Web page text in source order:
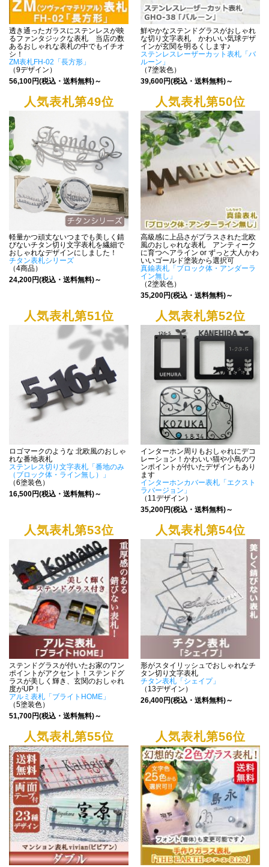
透き通ったガラスにステンレスが映
るファンタジックな表札 当店の数
あるおしゃれな表札の中でもイチオ
シ！
ZM表札FH-02「長方形」
（9デザイン）
56,100円(税込・送料無料)～
鮮やかなステンドグラスがおしゃれ
な切り文字表札 かわいい気球デザ
インが玄関を明るくします♪
ステンレスレーザーカット表札「バ
ルーン」
（7塗装色）
39,600円(税込・送料無料)～
人気表札第49位
軽量かつ頑丈ないつまでも美しく錆
びないチタン切り文字表札を繊細で
おしゃれなデザインにしました！
チタン表札シリーズ
（4商品）
24,200円(税込・送料無料)～
人気表札第50位
高級感に上品さがプラスされた北欧
風のおしゃれな表札 アンティーク
に育つヘアライン or ずっと大人かわ
いいゴールド塗装から選択可
真鍮表札「ブロック体・アンダーラ
イン無し」
（2塗装色）
35,200円(税込・送料無料)～
人気表札第51位
ロゴマークのような 北欧風のおしゃ
れな番地表札
ステンレス切り文字表札「番地のみ
（ブロック体・ライン無し）」
（6塗装色）
16,500円(税込・送料無料)～
人気表札第52位
インターホン周りもおしゃれにデコ
レーション！かわいい猫や小鳥のワ
ンポイントが付いたデザインもあり
ます
インターホンカバー表札「エクスト
ラバージョン」
（11デザイン）
35,200円(税込・送料無料)～
人気表札第53位
ステンドグラスが付いたお家のワン
ポイントがアクセント！ステンドグ
ラスが美しく輝き、玄関のおしゃれ
度がUP！
アルミ表札「ブライトHOME」
（5塗装色）
51,700円(税込・送料無料)～
人気表札第54位
形がスタイリッシュでおしゃれなチ
タン切り文字表札
チタン表札「シェイプ」
（13デザイン）
26,400円(税込・送料無料)～
人気表札第55位 人気表札第56位